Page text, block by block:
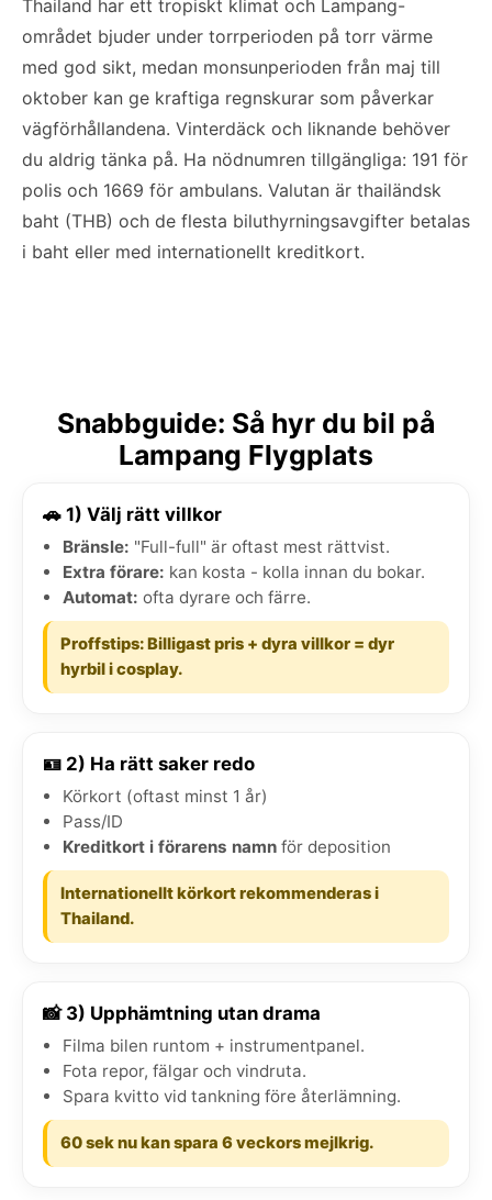
Thailand har ett tropiskt klimat och Lampang-
området bjuder under torrperioden på torr värme
med god sikt, medan monsunperioden från maj till
oktober kan ge kraftiga regnskurar som påverkar
vägförhållandena. Vinterdäck och liknande behöver
du aldrig tänka på. Ha nödnumren tillgängliga: 191 för
polis och 1669 för ambulans. Valutan är thailändsk
baht (THB) och de flesta biluthyrningsavgifter betalas
i baht eller med internationellt kreditkort.
Snabbguide: Så hyr du bil på
Lampang Flygplats
🚗 1) Välj rätt villkor
Bränsle: "Full-full" är oftast mest rättvist.
Extra förare: kan kosta - kolla innan du bokar.
Automat: ofta dyrare och färre.
Proffstips: Billigast pris + dyra villkor = dyr
hyrbil i cosplay.
🪪 2) Ha rätt saker redo
Körkort (oftast minst 1 år)
Pass/ID
Kreditkort i förarens namn för deposition
Internationellt körkort rekommenderas i
Thailand.
📸 3) Upphämtning utan drama
Filma bilen runtom + instrumentpanel.
Fota repor, fälgar och vindruta.
Spara kvitto vid tankning före återlämning.
60 sek nu kan spara 6 veckors mejlkrig.